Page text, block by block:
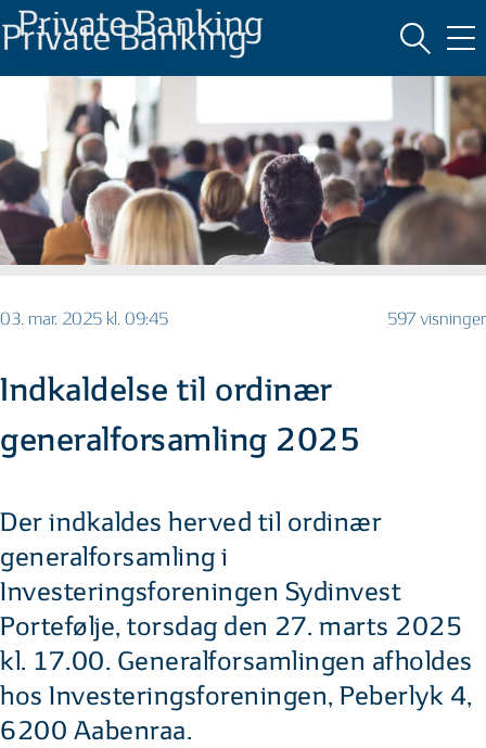
03. mar. 2025 kl. 09:45 597 visninger
Indkaldelse til ordinær
generalforsamling 2025
Der indkaldes herved til ordinær
generalforsamling i
Investeringsforeningen Sydinvest
Portefølje, torsdag den 27. marts 2025
kl. 17.00. Generalforsamlingen afholdes
hos Investeringsforeningen, Peberlyk 4,
6200 Aabenraa.